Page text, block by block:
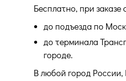
Бесплатно, при заказе
до подъезда по
до терминала
городе.
В любой город России,